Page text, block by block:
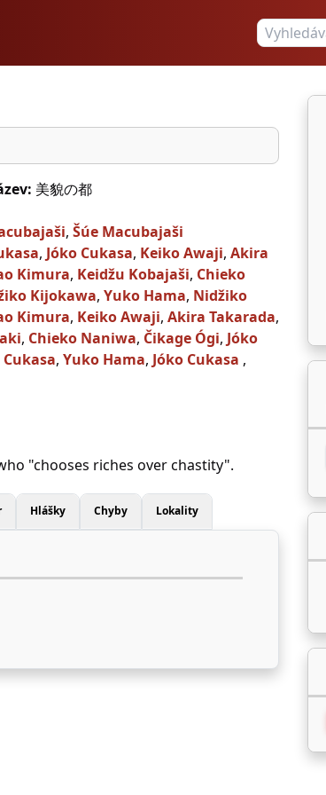
美貌の都
, Šúe Macubajaši
, Jóko Cukasa, Keiko Awaji, Akira
Kimura, Keidžu Kobajaši, Chieko
Kijokawa, Yuko Hama, Nidžiko
Kimura, Keiko Awaji, Akira Takarada,
, Chieko Naniwa, Čikage Ógi, Jóko
Cukasa, Yuko Hama, Jóko Cukasa ,
"chooses riches over chastity".
Hlášky Chyby Lokality